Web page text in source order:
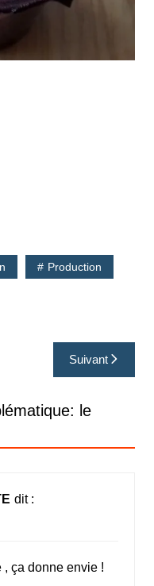
Production
Suivant
le
dit :
, ça donne envie !